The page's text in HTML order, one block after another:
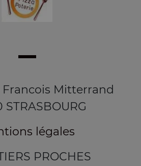
Mitterrand
STRASBOURG
légales
PROCHES